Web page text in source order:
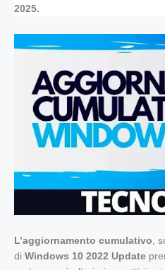
2025.
L’aggiornamento cumulativo ,
di Windows 10 2022 Update